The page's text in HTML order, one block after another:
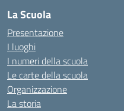
La Scuola
Presentazione
I luoghi
I numeri della scuola
Le carte della scuola
Organizzazione
La storia